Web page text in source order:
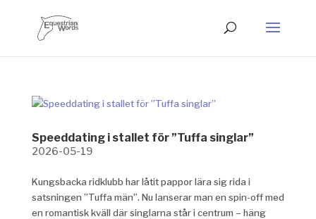
Speeddating i stallet för ”Tuffa singlar”
2026-05-19
Kungsbacka ridklubb har låtit pappor lära sig rida i
satsningen ”Tuffa män”. Nu lanserar man en spin-off med
en romantisk kväll där singlarna står i centrum – häng